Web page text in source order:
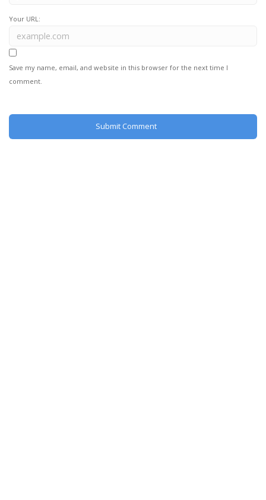
Your URL:
Save my name, email, and website in this browser for the next time I
comment.